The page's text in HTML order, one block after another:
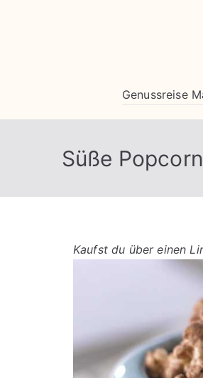
Genussreise
Süße
Kaufst du über einen